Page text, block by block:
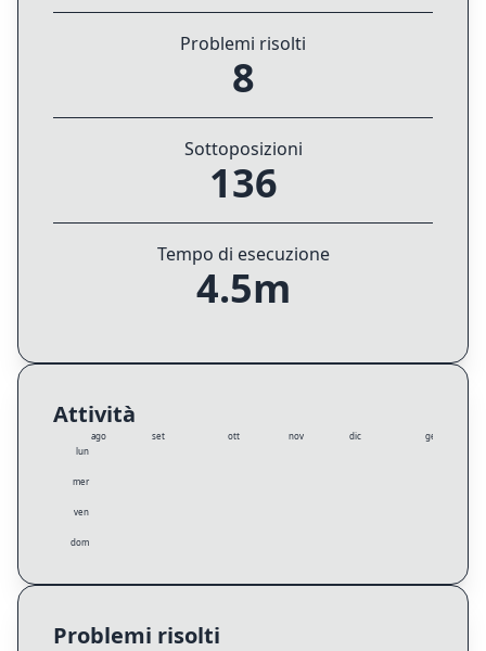
Problemi risolti
8
Sottoposizioni
136
Tempo di esecuzione
4.5m
Attività
lun
mer
ven
dom
ago set ott nov dic gen
Problemi risolti